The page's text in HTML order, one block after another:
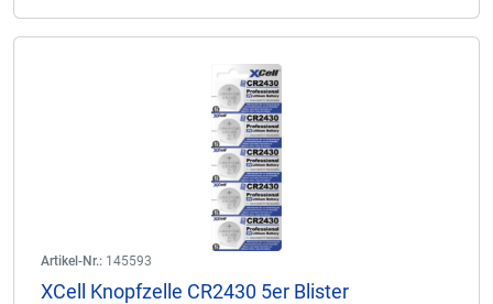
Artikel-Nr.: 145593
XCell Knopfzelle CR2430 5er Blister